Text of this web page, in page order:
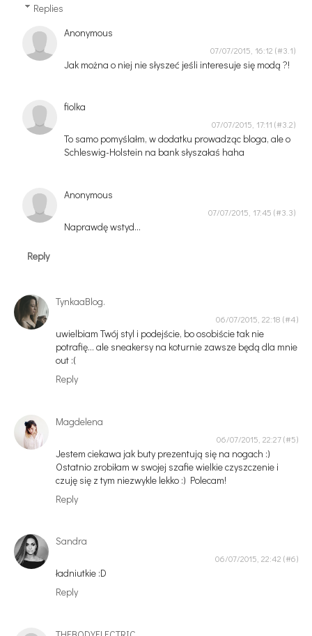
Replies
Anonymous
07/07/2015, 16:12
Jak można o niej nie słyszeć jeśli interesuje się modą ?!
fiolka
07/07/2015, 17:11
To samo pomyślałm, w dodatku prowadząc bloga, ale o
Schleswig-Holstein na bank słyszałaś haha
Anonymous
07/07/2015, 17:45
Naprawdę wstyd...
Reply
TynkaaBlog.
06/07/2015, 22:18
uwielbiam Twój styl i podejście, bo osobiście tak nie
potrafię... ale sneakersy na koturnie zawsze będą dla mnie
out :(
Reply
Magdelena
06/07/2015, 22:27
Jestem ciekawa jak buty prezentują się na nogach :)
Ostatnio zrobiłam w swojej szafie wielkie czyszczenie i
czuję się z tym niezwykle lekko :) Polecam!
Reply
Sandra
06/07/2015, 22:42
ładniutkie :D
Reply